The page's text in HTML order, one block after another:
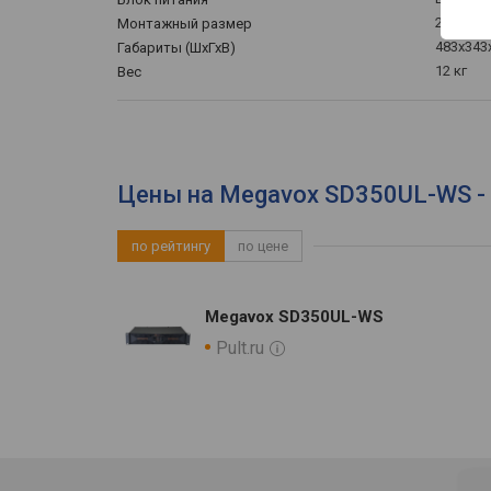
Монтажный размер
2U
Габариты (ШхГхВ)
Вес
12 кг
Цены на Megavox SD350UL-WS
по рейтингу по цене
Megavox SD350UL-WS
Pult.ru